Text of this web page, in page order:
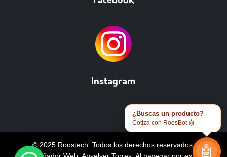
Instagram
© 2025 Roostech. Todos los derechos reservados.
¿Buscas un producto?
Cotiza con RoosBot 🤖
🤖